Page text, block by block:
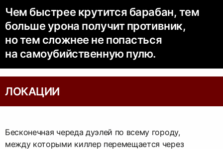
Чем быстрее крутится барабан, тем
больше урона получит противник,
но тем сложнее не попасться
на самоубийственную пулю.
ЛОКАЦИИ
Бесконечная череда дуэлей по всему городу,
между которыми киллер перемещается через